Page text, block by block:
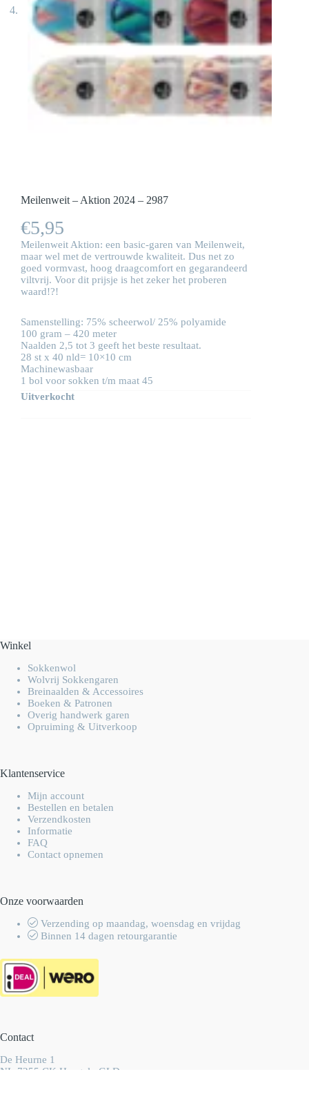
Meilenweit – Aktion 2024 – 2987
€5,95
Meilenweit Aktion: een basic-garen van Meilenweit,
maar wel met de vertrouwde kwaliteit. Dus net zo
goed vormvast, hoog draagcomfort en gegarandeerd
viltvrij. Voor dit prijsje is het zeker het proberen
waard!?!
Samenstelling: 75% scheerwol/ 25% polyamide
100 gram – 420 meter
Naalden 2,5 tot 3 geeft het beste resultaat.
28 st x 40 nld= 10×10 cm
Machinewasbaar
1 bol voor sokken t/m maat 45
Uitverkocht
Winkel
Sokkenwol
Wolvrij Sokkengaren
Breinaalden & Accessoires
Boeken & Patronen
Overig handwerk garen
Opruiming & Uitverkoop
Klantenservice
Mijn account
Bestellen en betalen
Verzendkosten
Informatie
FAQ
Contact opnemen
Onze voorwaarden
Verzending op maandag, woensdag en vrijdag
Binnen 14 dagen retourgarantie
Contact
De Heurne 1
NL-7255 CK Hengelo GLD